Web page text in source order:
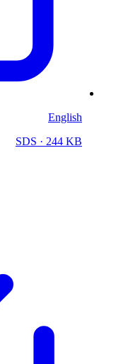
English
SDS · 244 KB